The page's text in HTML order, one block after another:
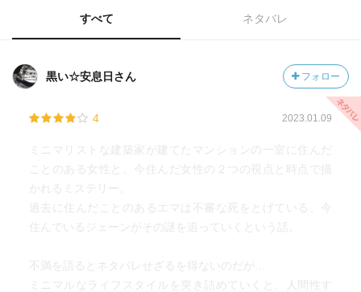
すべて ネタバレ
黒い☆安息日さん フォロー
4 2023.01.09
ミニマリストな建築家が建てたマンションの一室に住んだ
ことのある女性と、今住んだ女性の２つの視点と時点で描
かれるミステリー。
過去に住んだことのあるエマは不審な死をとげている、今
住んでいるジェーンがその謎を追っていくという話。
不満を語るとネタバレせざるを得ないのだが…
ミニマルなライフスタイルを突き詰めていくと、人間性す